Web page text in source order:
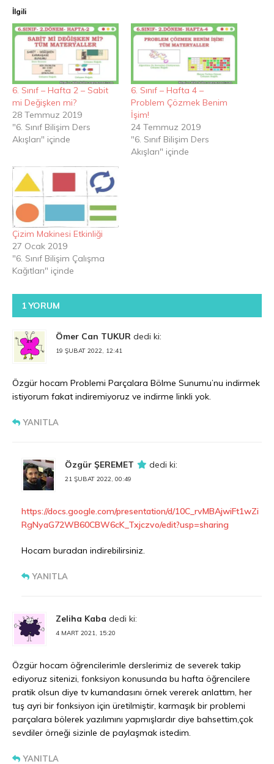
İlgili
6. Sınıf – Hafta 2 – Sabit
mi Değişken mi?
28 Temmuz 2019
"6. Sınıf Bilişim Ders
Akışları" içinde
6. Sınıf – Hafta 4 –
Problem Çözmek Benim
İşim!
24 Temmuz 2019
"6. Sınıf Bilişim Ders
Akışları" içinde
Çizim Makinesi Etkinliği
27 Ocak 2019
"6. Sınıf Bilişim Çalışma
Kağıtları" içinde
1 YORUM
Ömer Can TUKUR dedi ki:
19 ŞUBAT 2022, 12:41
Özgür hocam Problemi Parçalara Bölme Sunumu’nu indirmek
istiyorum fakat indiremiyoruz ve indirme linkli yok.
YANITLA
Özgür ŞEREMET dedi ki:
21 ŞUBAT 2022, 00:49
https://docs.google.com/presentation/d/10C_rvMBAjwiFt1wZi
RgNyaG72WB60CBW6cK_Txjczvo/edit?usp=sharing
Hocam buradan indirebilirsiniz.
YANITLA
Zeliha Kaba dedi ki:
4 MART 2021, 15:20
Özgür hocam öğrencilerimle derslerimiz de severek takip
ediyoruz sitenizi, fonksiyon konusunda bu hafta öğrencilere
pratik olsun diye tv kumandasını örnek vererek anlattım, her
tuş ayri bir fonksiyon için üretilmiştir, karmaşık bir problemi
parçalara bölerek yazılımını yapmışlardır diye bahsettim,çok
sevdiler örneği sizinle de paylaşmak istedim.
YANITLA